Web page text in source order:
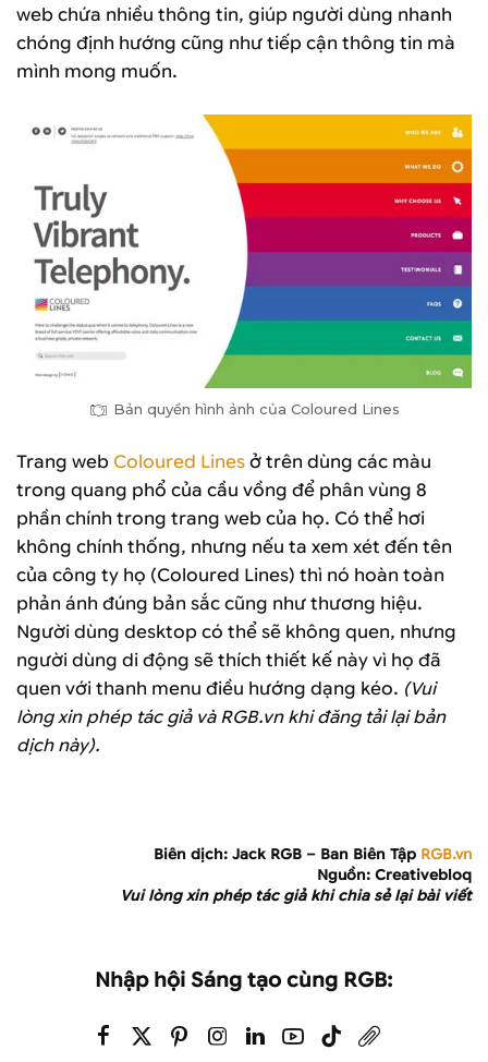
web chứa nhiều thông tin, giúp người dùng nhanh
chóng định hướng cũng như tiếp cận thông tin mà
mình mong muốn.
Bản quyền hình ảnh của Coloured Lines
Trang web Coloured Lines ở trên dùng các màu
trong quang phổ của cầu vồng để phân vùng 8
phần chính trong trang web của họ. Có thể hơi
không chính thống, nhưng nếu ta xem xét đến tên
của công ty họ (Coloured Lines) thì nó hoàn toàn
phản ánh đúng bản sắc cũng như thương hiệu.
Người dùng desktop có thể sẽ không quen, nhưng
người dùng di động sẽ thích thiết kế này vì họ đã
quen với thanh menu điều hướng dạng kéo. (Vui
lòng xin phép tác giả và RGB.vn khi đăng tải lại bản
dịch này).
Biên dịch: Jack RGB – Ban Biên Tập RGB.vn
Nguồn: Creativebloq
Vui lòng xin phép tác giả khi chia sẻ lại bài viết
Nhập hội Sáng tạo cùng RGB: